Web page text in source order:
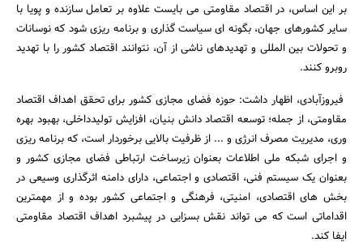
بر این اساس، در اقتصاد مقاومتی می بایست علاوه بر تعامل سازنده و پویا با
سایر کشورهای جهان، بگونه ای سیاست گذاری و برنامه ریزی شود که نوسانات
و تحولات بین المللی و تهدیدهای ناشی از آن، نتوانند اقتصاد کشور را با تهدید
روبرو کنند.
فیروزآبادی، اظهار داشت: حوزه فضای مجازی کشور برای تحقق اهداف اقتصاد
مقاومتی، از جمله؛ توسعه اقتصاد دانش بنیان، افزایش تولیدداخلی، بهبود بهره
وری، مدیریت مصرف انرژی و ... از ظرفیت بالایی برخوردار است، که برنامه ریزی
و اجرای شبکه ملی اطلاعات بعنوان زیرساخت ارتباطی فضای مجازی کشور و
بعنوان یک سیستم فنی، اقتصادی و اجتماعی، دارای دامنه اثرگذاری وسیعی در
بخش های اقتصادی، امنیتی، فرهنگی و اجتماعی کشور بوده و از مهمترین
اقداماتی است که می تواند نقش بسزایی در پیشبرد اهداف اقتصاد مقاومتی
ایفا کند.